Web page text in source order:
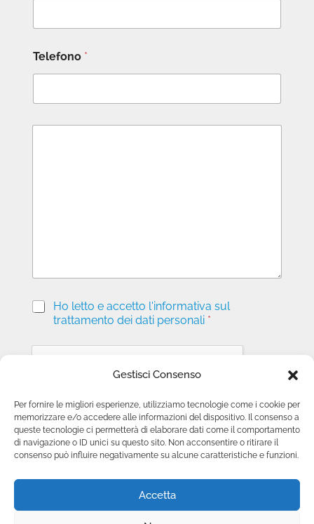
Gestisci Consenso
Per fornire le migliori esperienze, utilizziamo tecnologie come i cookie per
memorizzare e/o accedere alle informazioni del dispositivo. Il consenso a
queste tecnologie ci permetterà di elaborare dati come il comportamento
di navigazione o ID unici su questo sito. Non acconsentire o ritirare il
consenso può influire negativamente su alcune caratteristiche e funzioni.
Accetta
Telefono *
M
P
v
a
*
Ho letto e accetto l'informativa sul
trattamento dei dati personali *
Invia richiesta